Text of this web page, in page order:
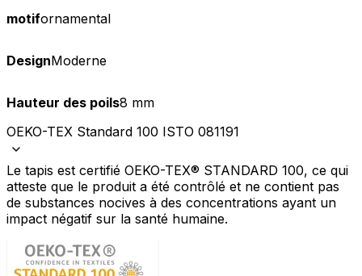
motifornamental
DesignModerne
Hauteur des poils8 mm
OEKO-TEX Standard 100 ISTO 081191
Le tapis est certifié OEKO-TEX® STANDARD 100, ce qui
atteste que le produit a été contrôlé et ne contient pas
de substances nocives à des concentrations ayant un
impact négatif sur la santé humaine.